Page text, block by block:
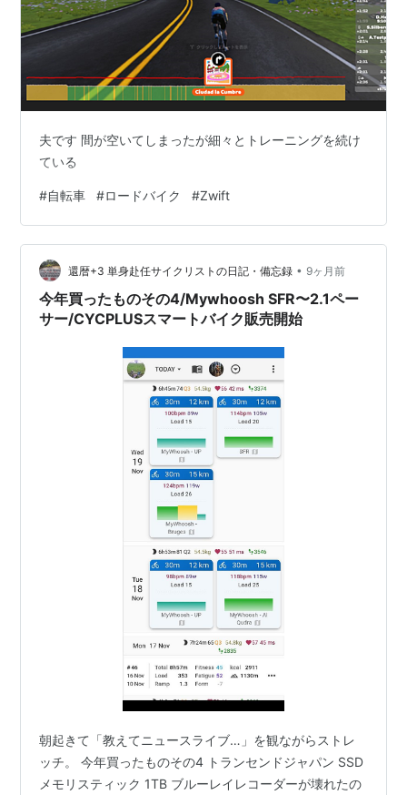
夫です 間が空いてしまったが細々とトレーニングを続け
ている
#自転車 #ロードバイク #Zwift
還暦+3 単身赴任サイクリストの日記・備忘録 • 9ヶ月前
今年買ったものその4/Mywhoosh SFR〜2.1ペー
サー/CYCPLUSスマートバイク販売開始
朝起きて「教えてニュースライブ…」を観ながらストレ
ッチ。 今年買ったものその4 トランセンドジャパン SSD
メモリスティック 1TB ブルーレイレコーダーが壊れたの